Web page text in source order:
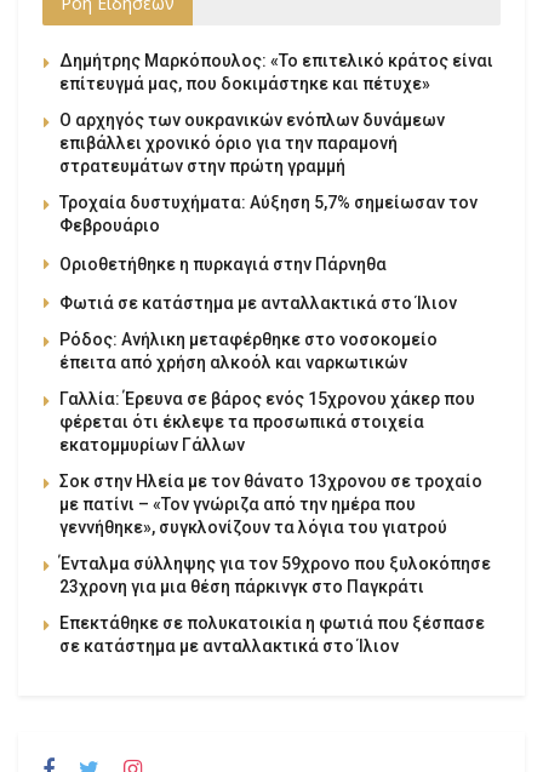
Δημήτρης Μαρκόπουλος: «Το επιτελικό κράτος είναι
επίτευγμά μας, που δοκιμάστηκε και πέτυχε»
Ο αρχηγός των ουκρανικών ενόπλων δυνάμεων
επιβάλλει χρονικό όριο για την παραμονή
στρατευμάτων στην πρώτη γραμμή
Τροχαία δυστυχήματα: Αύξηση 5,7% σημείωσαν τον
Φεβρουάριο
Οριοθετήθηκε η πυρκαγιά στην Πάρνηθα
Φωτιά σε κατάστημα με ανταλλακτικά στο Ίλιον
Ρόδος: Ανήλικη μεταφέρθηκε στο νοσοκομείο
έπειτα από χρήση αλκοόλ και ναρκωτικών
Γαλλία: Έρευνα σε βάρος ενός 15χρονου χάκερ που
φέρεται ότι έκλεψε τα προσωπικά στοιχεία
εκατομμυρίων Γάλλων
Σοκ στην Ηλεία με τον θάνατο 13χρονου σε τροχαίο
με πατίνι – «Τον γνώριζα από την ημέρα που
γεννήθηκε», συγκλονίζουν τα λόγια του γιατρού
Ένταλμα σύλληψης για τον 59χρονο που ξυλοκόπησε
23χρονη για μια θέση πάρκινγκ στο Παγκράτι
Επεκτάθηκε σε πολυκατοικία η φωτιά που ξέσπασε
σε κατάστημα με ανταλλακτικά στο Ίλιον